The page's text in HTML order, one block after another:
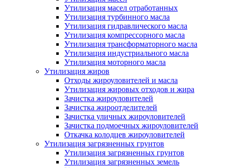
Утилизация масел отработанных
Утилизация турбинного масла
Утилизация гидравлического масла
Утилизация компрессорного масла
Утилизация трансформаторного масла
Утилизация индустриального масла
Утилизация моторного масла
Утилизация жиров
Отходы жироуловителей и масла
Утилизация жировых отходов и жира
Зачистка жироуловителей
Зачистка жироотделителей
Зачистка уличных жироуловителей
Зачистка подмоечных жироуловителей
Откачка колодцев жироуловителей
Утилизация загрязненных грунтов
Утилизация загрязненных грунтов
Утилизация загрязненных земель